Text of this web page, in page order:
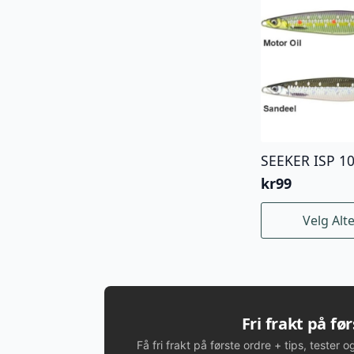
SEEKER ISP
kr99
Velg
Dette
produktet
kan
velges
på
Fri frakt på
Få fri frakt på første ordre + tips, tester